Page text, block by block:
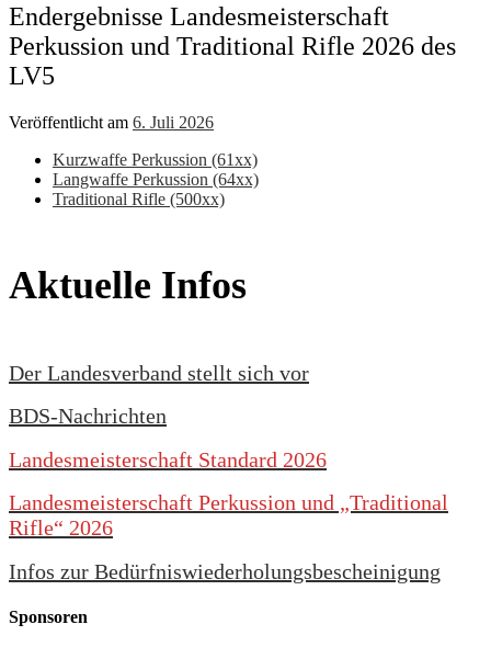
Endergebnisse Landesmeisterschaft
Perkussion und Traditional Rifle 2026 des
LV5
Veröffentlicht am 6. Juli 2026
Kurzwaffe Perkussion (61xx)
Langwaffe Perkussion (64xx)
Traditional Rifle (500xx)
Aktuelle Infos
Der Landesverband stellt sich vor
BDS-Nachrichten
Landesmeisterschaft Standard 2026
Landesmeisterschaft Perkussion und „Traditional
Rifle“ 2026
Infos zur Bedürfniswiederholungsbescheinigung
Sponsoren